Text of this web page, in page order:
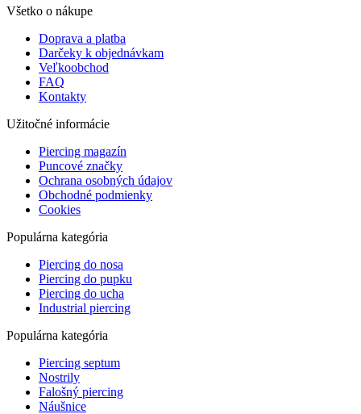
Všetko o nákupe
Doprava a platba
Darčeky k objednávkam
Veľkoobchod
FAQ
Kontakty
Užitočné informácie
Piercing magazín
Puncové značky
Ochrana osobných údajov
Obchodné podmienky
Cookies
Populárna kategória
Piercing do nosa
Piercing do pupku
Piercing do ucha
Industrial piercing
Populárna kategória
Piercing septum
Nostrily
Falošný piercing
Náušnice